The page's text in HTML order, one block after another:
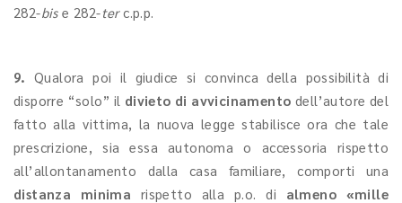
282-bise 282-terc.p.p.
9.Qualora poi il giudice si convinca della possibilità di
disporre “solo” il divieto di avvicinamento dell’autore del
fatto alla vittima, la nuova legge stabilisce ora che tale
prescrizione, sia essa autonoma o accessoria rispetto
all’allontanamento dalla casa familiare, comporti una
distanza minima rispetto alla p.o. di almeno «mille